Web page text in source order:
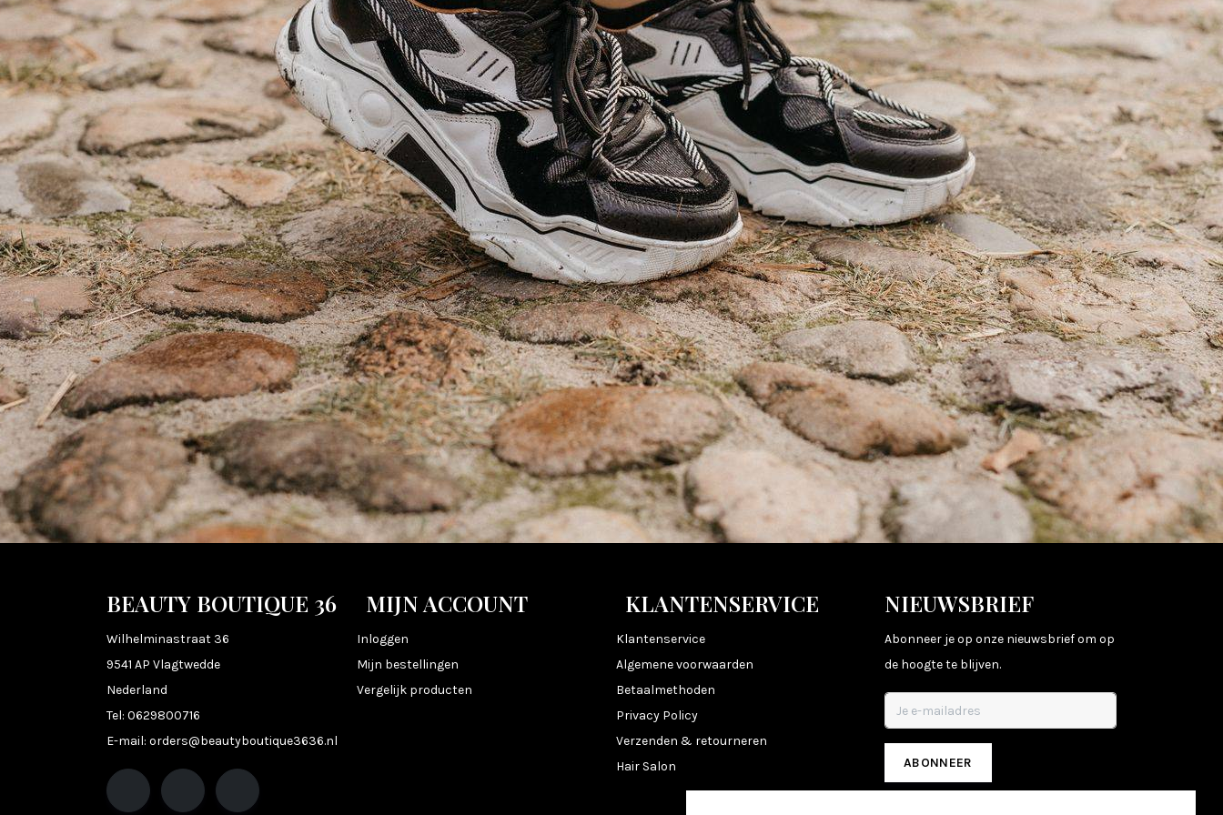
BEAUTY BOUTIQUE 36
Wilhelminastraat 36
9541 AP Vlagtwedde
Nederland
Tel: 0629800716
E-mail: orders@beautyboutique3636.nl
MIJN ACCOUNT
Inloggen
Mijn bestellingen
Vergelijk producten
KLANTENSERVICE
Klantenservice
Algemene voorwaarden
Betaalmethoden
Privacy Policy
Verzenden & retourneren
Hair Salon
NIEUWSBRIEF
Abonneer je op onze nieuwsbrief om op
de hoogte te blijven.
ABONNEER